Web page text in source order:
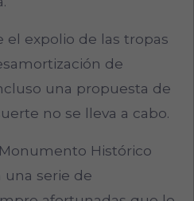
el expolio de las tropas
de
una propuesta de
no se lleva a cabo.
Monumento Histórico
una serie de